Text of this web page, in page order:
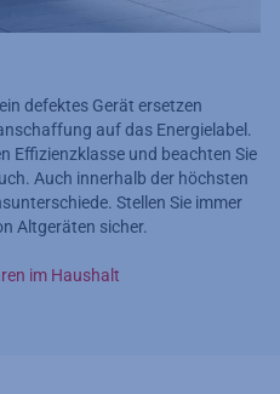
defektes Gerät ersetzen
auf das Energielabel.
Effizienzklasse und beachten Sie
Auch innerhalb der höchsten
Stellen Sie immer
Altgeräten sicher.
im Haushalt